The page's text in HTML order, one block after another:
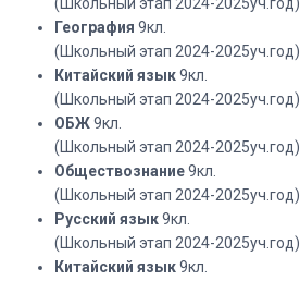
География 9кл.
(Школьный этап 2024-2025уч.год)
Китайский язык9кл.
(Школьный этап 2024-2025уч.год)
ОБЖ9кл.
(Школьный этап 2024-2025уч.год)
Обществознание9кл.
(Школьный этап 2024-2025уч.год)
Русский язык9кл.
(Школьный этап 2024-2025уч.год)
Китайский язык9кл.